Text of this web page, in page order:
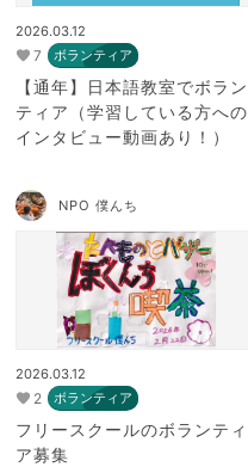
2026.03.12
7 ボランティア
【通年】日本語教室でボラン
ティア（学習している方への
インタビュー動画あり！）
NPO 僕んち
2026.03.12
2 ボランティア
フリースクールのボランティ
ア募集